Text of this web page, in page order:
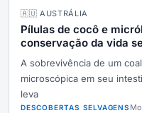
🇦🇺 AUSTRÁLIA
Pílulas de cocô e
conservação da vida
A sobrevivência de um
microscópica em seu
leva
DESCOBERTAS SELVAGENS